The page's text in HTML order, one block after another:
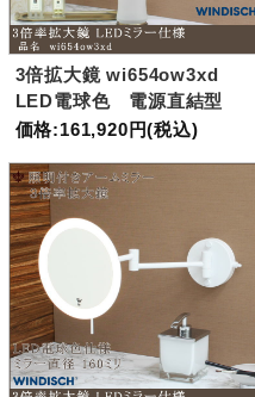
3倍拡大鏡 wi654ow3xd
LED電球色 電源直結型
価格:161,920円(税込)